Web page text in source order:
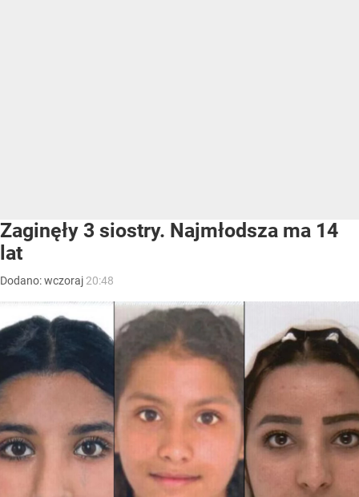
Zaginęły 3 siostry. Najmłodsza ma 14
lat
Dodano:wczoraj 20:48